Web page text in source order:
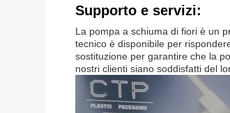
Supporto e servizi:
La pompa a schiuma di fiori è un
tecnico è disponibile per
sostituzione per garantire che la
nostri clienti siano soddisfatti del